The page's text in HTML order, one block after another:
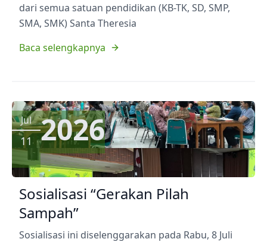
dari semua satuan pendidikan (KB-TK, SD, SMP,
SMA, SMK) Santa Theresia
Baca selengkapnya
Jul
11 2026
Sosialisasi “Gerakan Pilah
Sampah”
Sosialisasi ini diselenggarakan pada Rabu, 8 Juli